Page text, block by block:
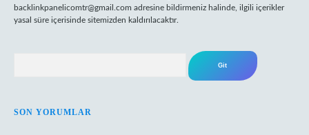
backlinkpanelicomtr@gmail.com adresine bildirmeniz halinde, ilgili içerikler
yasal süre içerisinde sitemizden kaldırılacaktır.
SON YORUMLAR